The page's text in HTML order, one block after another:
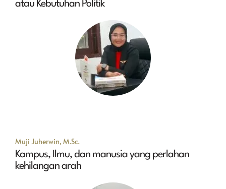
atau Kebutuhan Politik
Muji Juherwin, M.Sc.
Kampus, Ilmu, dan manusia yang perlahan
kehilangan arah